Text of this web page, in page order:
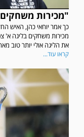
"מכירות
כך אמר יוחאי כהן, האיש
מכירות משחקים בליגה א'
את הליגה אולי יותר טוב
קראו עוד...